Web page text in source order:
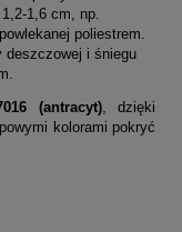
1,6 cm, np.
poliestrem.
deszczowej i śniegu
(antracyt), dzięki
kolorami pokryć